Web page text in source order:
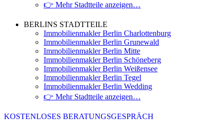
👉 Mehr Stadtteile anzeigen…
BERLINS STADTTEILE
Immobilienmakler Berlin Charlottenburg
Immobilienmakler Berlin Grunewald
Immobilienmakler Berlin Mitte
Immobilienmakler Berlin Schöneberg
Immobilienmakler Berlin Weißensee
Immobilienmakler Berlin Tegel
Immobilienmakler Berlin Wedding
👉 Mehr Stadtteile anzeigen…
KOSTENLOSES BERATUNGSGESPRÄCH